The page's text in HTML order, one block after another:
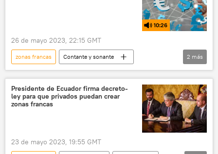
10:26
26 de mayo 2023, 22:15 GMT
zonas francas
Contante y sonante
Ecuador
Guillermo Lasso exención
2 más
Presidente de Ecuador firma decreto-
ley para que privados puedan crear
zonas francas
23 de mayo 2023, 19:55 GMT